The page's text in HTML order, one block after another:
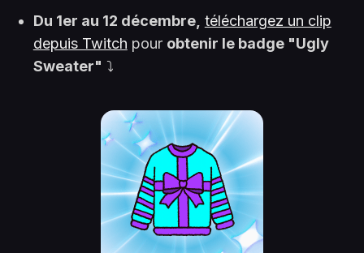
Du 1er au 12 décembre, téléchargez un clip
depuis Twitch pour obtenir le badge "Ugly
Sweater" ⤵️